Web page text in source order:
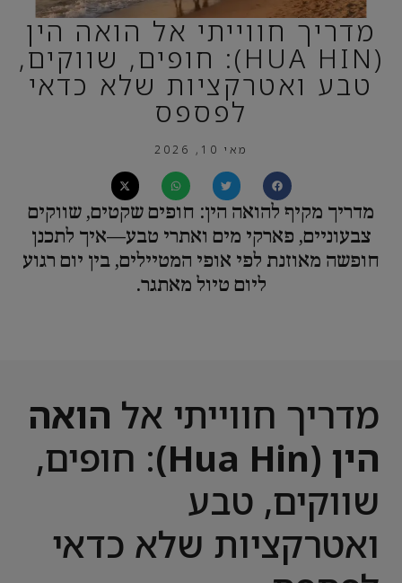
מדריך חווייתי אל הואה הין
(HUA HIN): חופים, שווקים,
טבע ואטרקציות שלא כדאי
לפספס
מאי 10, 2026
מדריך מקיף להואה הין: חופים שקטים, שווקים
צבעוניים, פארקי מים ואתרי טבע—איך לתכנן
חופשה מאוזנת לפי אופי המטיילים, בין יום רגוע
ליום טיול מאתגר.
מדריך חווייתי אל הואה
הין (Hua Hin)
: חופים,
שווקים, טבע
ואטרקציות שלא כדאי